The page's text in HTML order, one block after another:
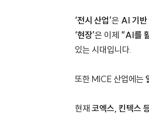
‘전시 산업’은 AI 기반
‘현장’은 이제 “AI를
있는 시대입니다.
또한 MICE 산업에는
현재 코엑스, 킨텍스